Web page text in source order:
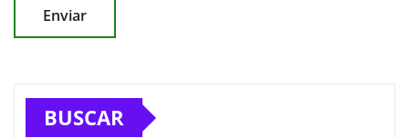
BUSCAR